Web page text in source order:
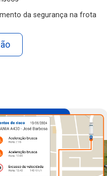
da segurança na frota